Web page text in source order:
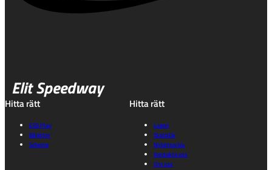
Elit Speedway
Hitta rätt
ESS Play
Biljetter
Schema
Hitta rätt
Lagen
Statistik
Nyhetsarkiv
Kontakta oss
Om oss